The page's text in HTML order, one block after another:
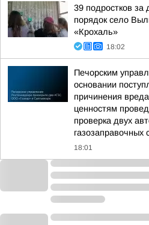
39 подростков за
порядок село
«Крохаль»
18:02
Печорским
основании
причинения
ценностям
проверка двух
18:01